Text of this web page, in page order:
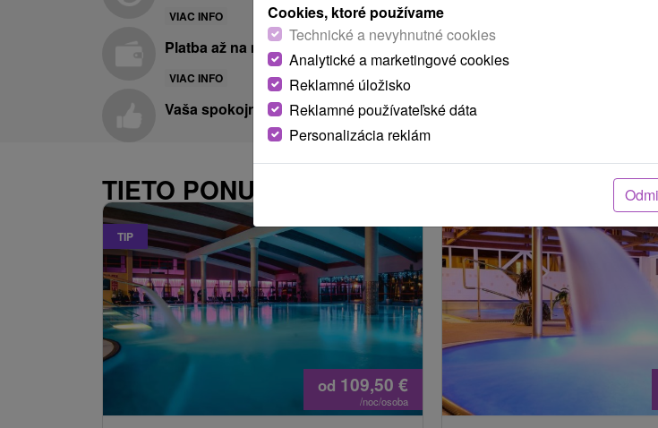
VIAC INFO
Platba až na mieste pobytu
VIAC INFO
Vaša spokojnosť je pre nás prvoradá
TIETO PONUKY BY VÁS MOHLI TIEŽ
TIP
od 109,50 €
/noc/osoba
Cookies, ktoré používame
Technické a nevyhnutné cookies
Analytické a marketingové cookies
Reklamné úložisko
Reklamné používateľské dáta
Personalizácia reklám